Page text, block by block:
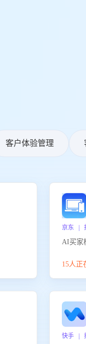
客户体验管理
京东 |
AI买家
15人正
快手 |